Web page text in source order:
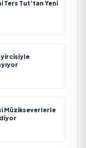
Ters Tut’tan Yeni
Müzikseverlerle